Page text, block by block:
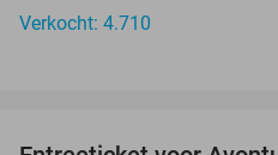
Verkocht: 4.710